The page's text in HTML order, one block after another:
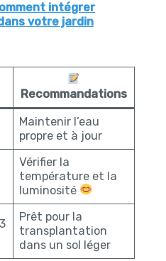
intégrer
votre jardin
Recommandations
Maintenir l’eau
propre et à jour
Vérifier la
température et la
luminosité
Prêt pour la
transplantation
dans un sol léger